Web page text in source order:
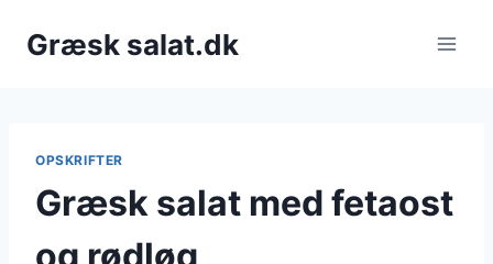
Græsk salat.dk
OPSKRIFTER
Græsk salat med fetaost